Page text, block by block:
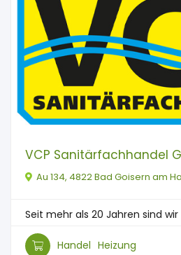
VCP Sanitärfachhandel
Au 134, 4822 Bad Goisern am
Seit mehr als 20 Jahren sind wir
Handel Heizung